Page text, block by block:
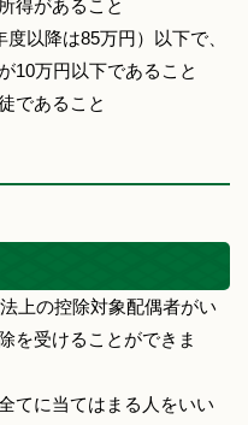
得があること
以降は85万円）以下で、
10万円以下であること
であること
上の控除対象配偶者がい
を受けることができま
てに当てはまる人をいい